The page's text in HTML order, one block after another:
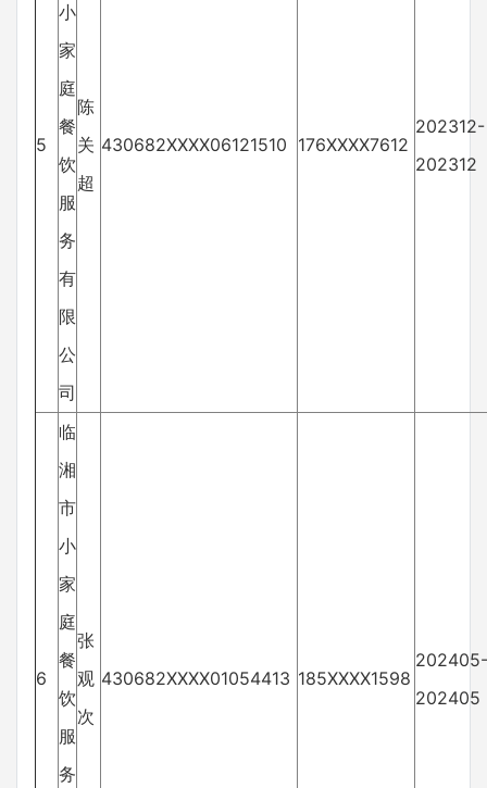
5
小
家
庭
餐
饮
服
务
有
限
公
司
陈
关
超
430682XXXX06121510 176XXXX7612
202312-
202312
6
临
湘
市
小
家
庭
餐
饮
服
务
张
观
次
430682XXXX01054413 185XXXX1598
202405-
202405